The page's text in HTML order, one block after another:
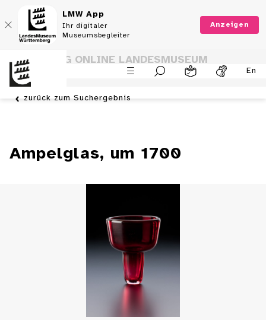
LMW App
Ihr digitaler
Museumsbegleiter
Anzeigen
En
SAMMLUNG ONLINE LANDESMUSEUM
WÜRTTEMBERG
zurück zum Suchergebnis
Ampelglas, um 1700